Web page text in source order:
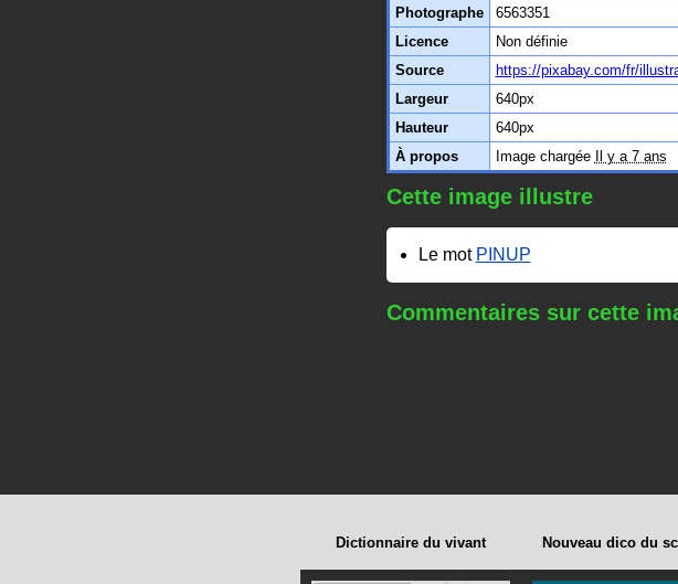
Photographe
6563351
Licence
Non définie
Source
https://pixabay.com/fr/
Largeur
640px
Hauteur
640px
À propos
Image chargée Il y a 7 ans
Cette image illustre
Le mot PINUP
Commentaires sur cette
Dictionnaire du vivant Nouveau dico du